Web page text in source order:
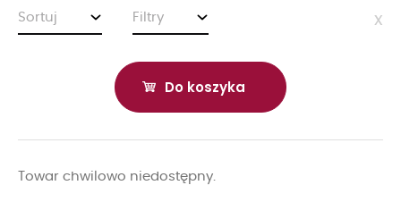
Sortuj Filtry x
Do koszyka
Towar chwilowo niedostępny.